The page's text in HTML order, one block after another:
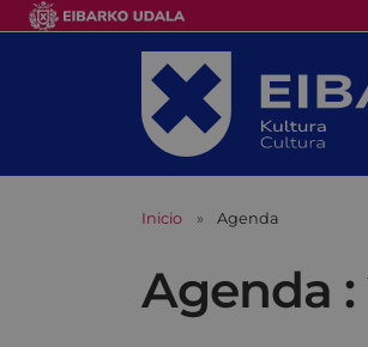
Inicio Agenda
Agenda :